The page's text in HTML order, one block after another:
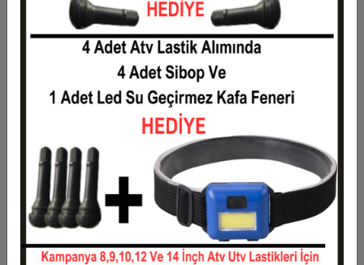
2.811,61 TL
28.116,11 TL
11
2.577,13 TL
28.348,47 TL
2.401,10 TL
Taksit Taksit Tutarı
Toplam Tutar
1
23.236,45 TL
23.236,45 TL
2
11.618,23 TL
23.236,45 TL
3
8.287,67 TL
24.863,01 TL
4
6.331,93 TL
25.327,73 TL